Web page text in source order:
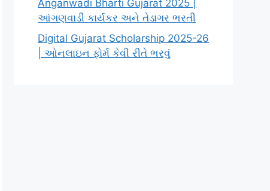
Anganwadi Bharti Gujarat 2025 |
આંગણવાડી કાર્યકર અને તેડાગર ભરતી
Digital Gujarat Scholarship 2025-26
| ઓનલાઇન ફોર્મ કેવી રીતે ભરવું